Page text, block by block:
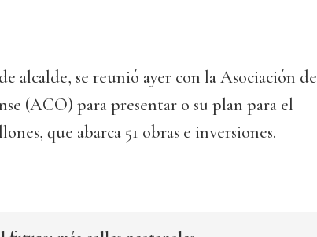
alcalde, se reunió ayer con la Asociación de
(ACO) para presentar o su plan para el
que abarca 51 obras e inversiones.